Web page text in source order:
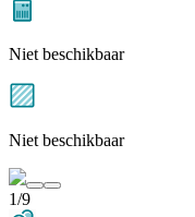
Niet beschikbaar
Niet beschikbaar
1/9